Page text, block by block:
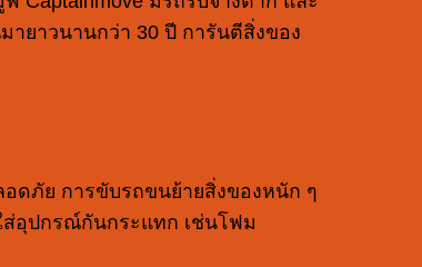
ายาวนานกว่า 30 ปี การันตีสิ่งของ
ดภัย การขับรถขนย้ายสิ่งของหนัก ๆ
ส่อุปกรณ์กันกระแทก เช่นโฟม